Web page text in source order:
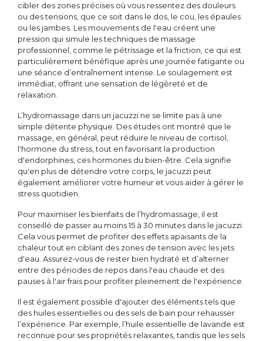
cibler des zones précises où vous ressentez des douleurs
ou des tensions, que ce soit dans le dos, le cou, les épaules
ou les jambes. Les mouvements de l'eau créent une
pression qui simule les techniques de massage
professionnel, comme le pétrissage et la friction, ce qui est
particulièrement bénéfique après une journée fatigante ou
une séance d’entraînement intense. Le soulagement est
immédiat, offrant une sensation de légèreté et de
relaxation.
L’hydromassage dans un jacuzzi ne se limite pas à une
simple détente physique. Des études ont montré que le
massage, en général, peut réduire le niveau de cortisol,
l'hormone du stress, tout en favorisant la production
d'endorphines, ces hormones du bien-être. Cela signifie
qu'en plus de détendre votre corps, le jacuzzi peut
également améliorer votre humeur et vous aider à gérer le
stress quotidien.
Pour maximiser les bienfaits de l’hydromassage, il est
conseillé de passer au moins 15 à 30 minutes dans le jacuzzi.
Cela vous permet de profiter des effets apaisants de la
chaleur tout en ciblant des zones de tension avec les jets
d'eau. Assurez-vous de rester bien hydraté et d’alterner
entre des périodes de repos dans l'eau chaude et des
pauses à l'air frais pour profiter pleinement de l'expérience.
Il est également possible d'ajouter des éléments tels que
des huiles essentielles ou des sels de bain pour rehausser
l’expérience. Par exemple, l’huile essentielle de lavande est
reconnue pour ses propriétés relaxantes, tandis que les sels